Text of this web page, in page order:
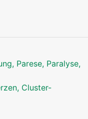
Parese, Paralyse,
Cluster-